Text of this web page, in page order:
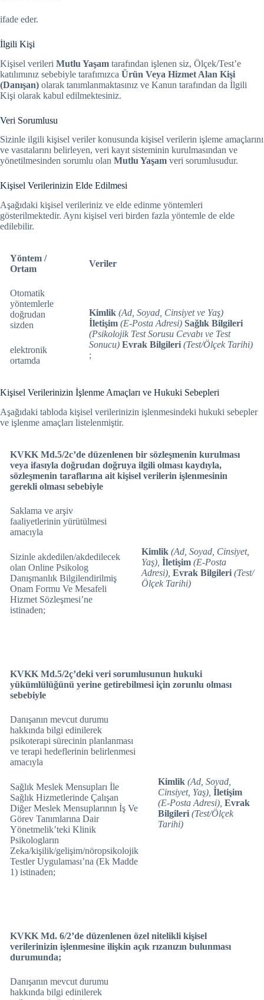
ifade eder.
İlgili Kişi
Kişisel verileri Mutlu Yaşam tarafından işlenen siz, Ölçek/Test’e
katılımınız sebebiyle tarafımızca Ürün Veya Hizmet Alan Kişi
(Danışan) olarak tanımlanmaktasınız ve Kanun tarafından da İlgili
Kişi olarak kabul edilmektesiniz.
Veri Sorumlusu
Sizinle ilgili kişisel veriler konusunda kişisel verilerin işleme amaçlarını
ve vasıtalarını belirleyen, veri kayıt sisteminin kurulmasından ve
yönetilmesinden sorumlu olan Mutlu Yaşam veri sorumlusudur.
Kişisel Verilerinizin Elde Edilmesi
Aşağıdaki kişisel verileriniz ve elde edinme yöntemleri
gösterilmektedir. Aynı kişisel veri birden fazla yöntemle de elde
edilebilir.
Yöntem /
Ortam
Veriler
Otomatik
yöntemlerle
doğrudan
sizden
elektronik
ortamda
Kimlik (Ad, Soyad, Cinsiyet ve Yaş)
İletişim (E-Posta Adresi) Sağlık Bilgileri
(Psikolojik Test Sorusu Cevabı ve Test
Sonucu) Evrak Bilgileri (Test/Ölçek Tarihi)
;
Kişisel Verilerinizin İşlenme Amaçları ve Hukuki Sebepleri
Aşağıdaki tabloda kişisel verilerinizin işlenmesindeki hukuki sebepler
ve işlenme amaçları listelenmiştir.
KVKK Md.5/2c’de düzenlenen bir sözleşmenin kurulması
veya ifasıyla doğrudan doğruya ilgili olması kaydıyla,
sözleşmenin taraflarına ait kişisel verilerin işlenmesinin
gerekli olması sebebiyle
Saklama ve arşiv
faaliyetlerinin yürütülmesi
amacıyla
Sizinle akdedilen/akdedilecek
olan Online Psikolog
Danışmanlık Bilgilendirilmiş
Onam Formu Ve Mesafeli
Hizmet Sözleşmesi’ne
istinaden;
Kimlik (Ad, Soyad, Cinsiyet,
Yaş), İletişim (E-Posta
Adresi), Evrak Bilgileri (Test/
Ölçek Tarihi)
KVKK Md.5/2ç’deki veri sorumlusunun hukuki
yükümlülüğünü yerine getirebilmesi için zorunlu olması
sebebiyle
Danışanın mevcut durumu
hakkında bilgi edinilerek
psikoterapi sürecinin planlanması
ve terapi hedeflerinin belirlenmesi
amacıyla
Sağlık Meslek Mensupları İle
Sağlık Hizmetlerinde Çalışan
Diğer Meslek Mensuplarının İş Ve
Görev Tanımlarına Dair
Yönetmelik’teki Klinik
Psikologların
Zeka/kişilik/gelişim/nöropsikolojik
Testler Uygulaması’na (Ek Madde
1) istinaden;
Kimlik (Ad, Soyad,
Cinsiyet, Yaş), İletişim
(E-Posta Adresi), Evrak
Bilgileri (Test/Ölçek
Tarihi)
KVKK Md. 6/2’de düzenlenen özel nitelikli kişisel
verilerinizin işlenmesine ilişkin açık rızanızın bulunması
durumunda;
Danışanın mevcut durumu
hakkında bilgi edinilerek